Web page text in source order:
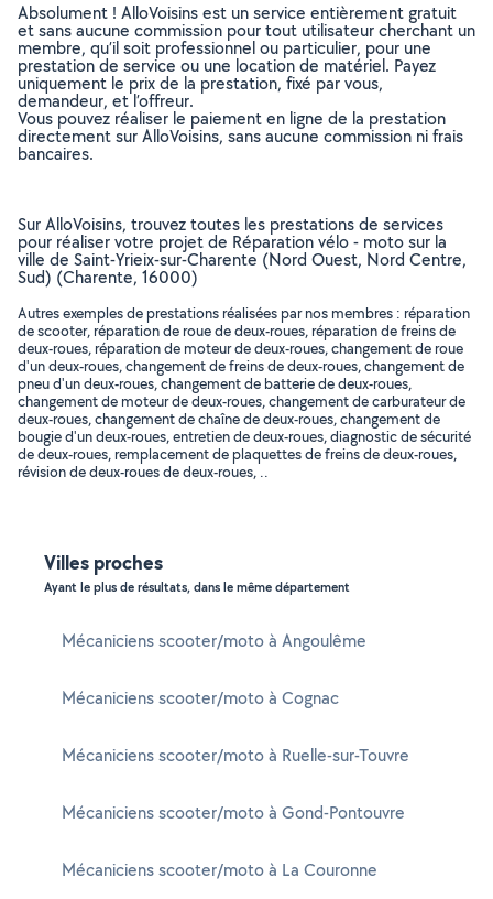
Absolument ! AlloVoisins est un service entièrement gratuit
et sans aucune commission pour tout utilisateur cherchant un
membre, qu’il soit professionnel ou particulier, pour une
prestation de service ou une location de matériel. Payez
uniquement le prix de la prestation, fixé par vous,
demandeur, et l’offreur.
Vous pouvez réaliser le paiement en ligne de la prestation
directement sur AlloVoisins, sans aucune commission ni frais
bancaires.
Sur AlloVoisins, trouvez toutes les prestations de services
pour réaliser votre projet de Réparation vélo - moto sur la
ville de Saint-Yrieix-sur-Charente (Nord Ouest, Nord Centre,
Sud) (Charente, 16000)
Autres exemples de prestations réalisées par nos membres : réparation
de scooter, réparation de roue de deux-roues, réparation de freins de
deux-roues, réparation de moteur de deux-roues, changement de roue
d'un deux-roues, changement de freins de deux-roues, changement de
pneu d'un deux-roues, changement de batterie de deux-roues,
changement de moteur de deux-roues, changement de carburateur de
deux-roues, changement de chaîne de deux-roues, changement de
bougie d'un deux-roues, entretien de deux-roues, diagnostic de sécurité
de deux-roues, remplacement de plaquettes de freins de deux-roues,
révision de deux-roues de deux-roues, ..
Villes proches
Ayant le plus de résultats, dans le même département
Mécaniciens scooter/moto à Angoulême
Mécaniciens scooter/moto à Cognac
Mécaniciens scooter/moto à Ruelle-sur-Touvre
Mécaniciens scooter/moto à Gond-Pontouvre
Mécaniciens scooter/moto à La Couronne